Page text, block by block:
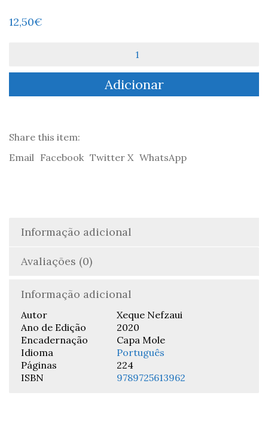
12,50€
O
Perfumado
Nefzaui
Adicionar
Share this item:
Email Facebook Twitter X WhatsApp
Informação adicional
Avaliações (0)
Informação adicional
Autor
Xeque Nefzaui
Ano de Edição
2020
Encadernação
Capa Mole
Idioma
Português
Páginas
224
ISBN
9789725613962